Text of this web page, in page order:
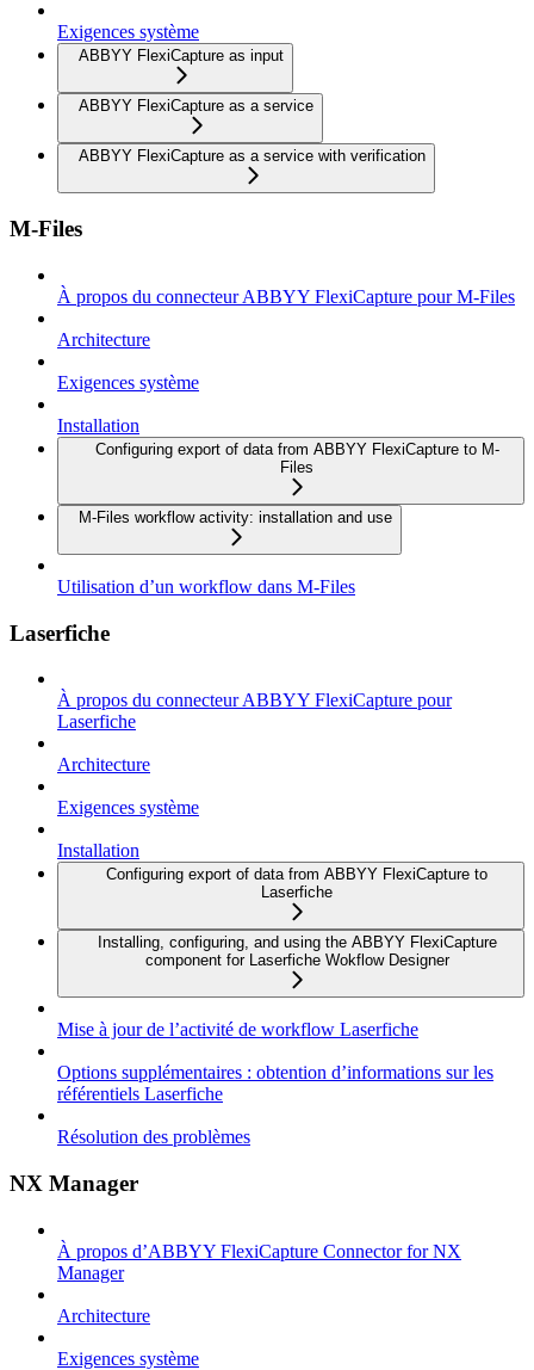
Exigences système
ABBYY FlexiCapture as input
ABBYY FlexiCapture as a service
ABBYY FlexiCapture as a service with verification
M-Files
À propos du connecteur ABBYY FlexiCapture pour M-Files
Architecture
Exigences système
Installation
Configuring export of data from ABBYY FlexiCapture to M-
Files
M-Files workflow activity: installation and use
Utilisation d’un workflow dans M-Files
Laserfiche
À propos du connecteur ABBYY FlexiCapture pour
Laserfiche
Architecture
Exigences système
Installation
Configuring export of data from ABBYY FlexiCapture to
Laserfiche
Installing, configuring, and using the ABBYY FlexiCapture
component for Laserfiche Wokflow Designer
Mise à jour de l’activité de workflow Laserfiche
Options supplémentaires : obtention d’informations sur les
référentiels Laserfiche
Résolution des problèmes
NX Manager
À propos d’ABBYY FlexiCapture Connector for NX
Manager
Architecture
Exigences système